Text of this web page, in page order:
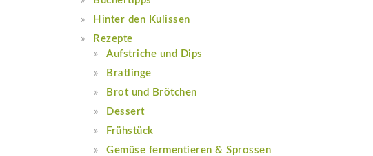
Hinter den Kulissen
Rezepte
Aufstriche und Dips
Bratlinge
Brot und Brötchen
Dessert
Frühstück
Gemüse fermentieren & Sprossen